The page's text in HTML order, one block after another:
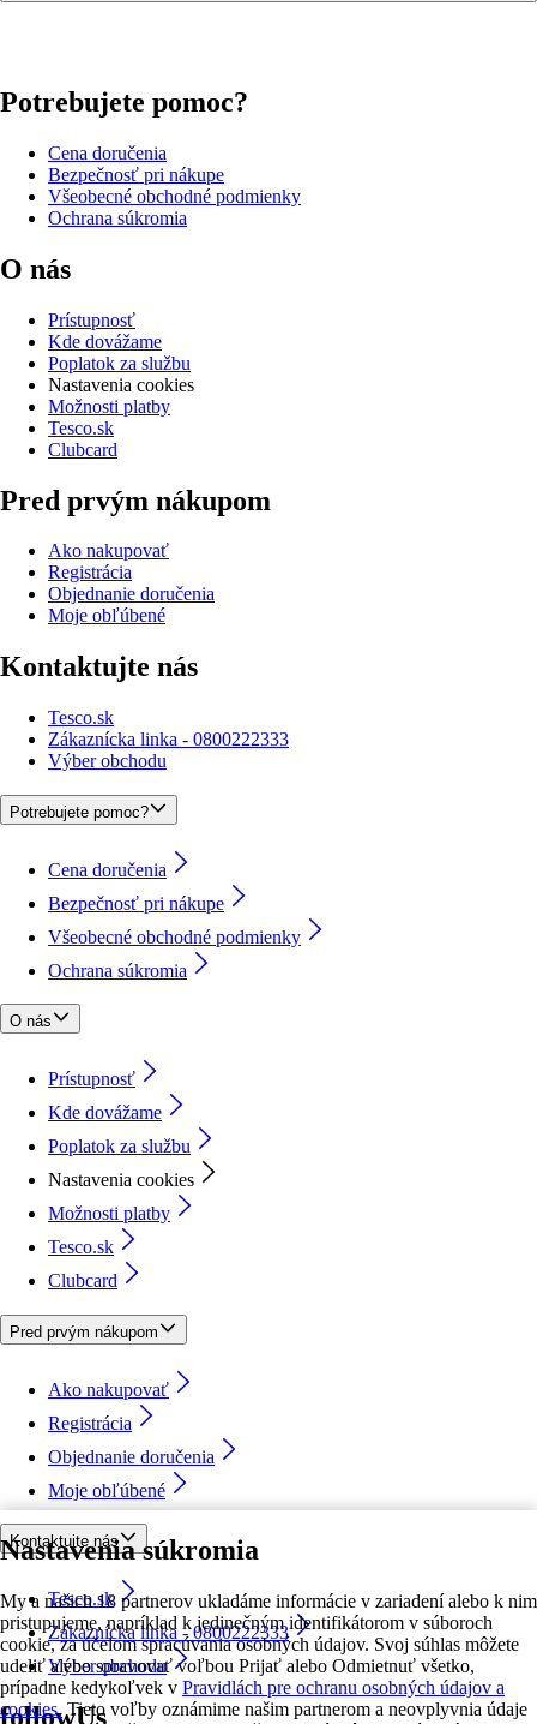
Nastavenia súkromia
My a našich 18 partnerov ukladáme informácie v zariadení alebo k nim
pristupujeme, napríklad k jedinečným identifikátorom v súboroch
cookie, za účelom spracúvania osobných údajov. Svoj súhlas môžete
udeliť alebo spravovať voľbou Prijať alebo Odmietnuť všetko,
prípadne kedykoľvek v Pravidlách pre ochranu osobných údajov a
cookies. Tieto voľby oznámime našim partnerom a neovplyvnia údaje
Potrebujete pomoc?
Cena doručenia
Bezpečnosť pri nákupe
Všeobecné obchodné podmienky
Ochrana súkromia
O nás
Prístupnosť
Kde dovážame
Poplatok za službu
Nastavenia cookies
Možnosti platby
Tesco.sk
Clubcard
Pred prvým nákupom
Ako nakupovať
Registrácia
Objednanie doručenia
Moje obľúbené
Kontaktujte nás
Tesco.sk
Zákaznícka linka - 0800222333
Výber obchodu
Potrebujete pomoc?
Cena doručenia
Bezpečnosť pri nákupe
Všeobecné obchodné podmienky
Ochrana súkromia
O nás
Prístupnosť
Kde dovážame
Poplatok za službu
Nastavenia cookies
Možnosti platby
Tesco.sk
Clubcard
Pred prvým nákupom
Ako nakupovať
Registrácia
Objednanie doručenia
Moje obľúbené
Kontaktujte nás
Tesco.sk
Zákaznícka linka - 0800222333
Výber obchodu
followUs